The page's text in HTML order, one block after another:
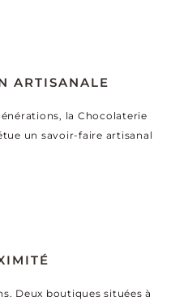
ARTISANALE
la Chocolaterie
un savoir-faire artisanal
Deux boutiques situées à